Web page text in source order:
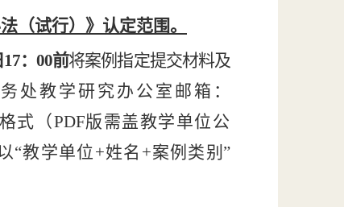
（试行）》认定范围。
：00前将案例指定提交材料及
处教学研究办公室邮箱：
式（PDF版需盖教学单位公
“教学单位+姓名+案例类别 ”